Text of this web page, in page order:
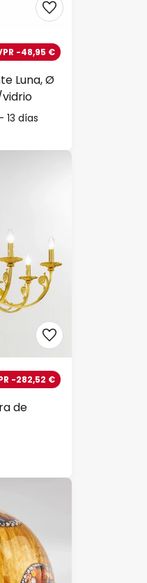
Luna, Ø
-48,95 €
días
de
-282,52 €